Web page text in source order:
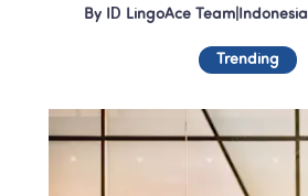
By ID LingoAce Team Indonesia
Trending